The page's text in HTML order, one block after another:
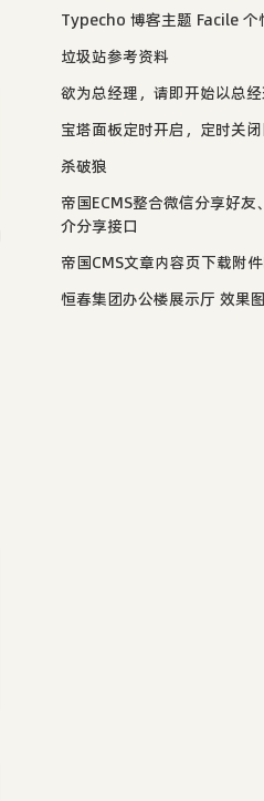
Typecho 博客主题 Facile 个
垃圾站参考资料
欲为总经理，请即开始以总
宝塔面板定时开启，定时关
杀破狼
帝国ECMS整合微信分享好
介分享接口
帝国CMS文章内容页下载附
恒春集团办公楼展示厅 效果图